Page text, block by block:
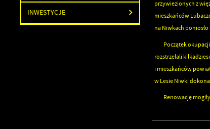
INWESTYCJE
przywiezionych z
mieszkańców
na Niwkach
Początek
rozstrzelali
i mieszkańców
w Lesie Niwki
Renowację